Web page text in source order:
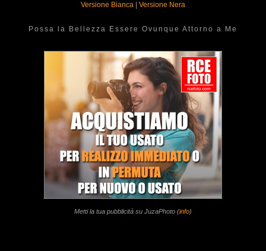
Versione Bianca
Versione Nera
Possa la Bellezza Essere Ovunque Attorno a Me
Metti la tua pubblicità su JuzaPhoto (info)